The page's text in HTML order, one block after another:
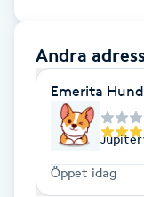
Hypnos
Hårborttagning
Andra
Emerita
Öppet idag